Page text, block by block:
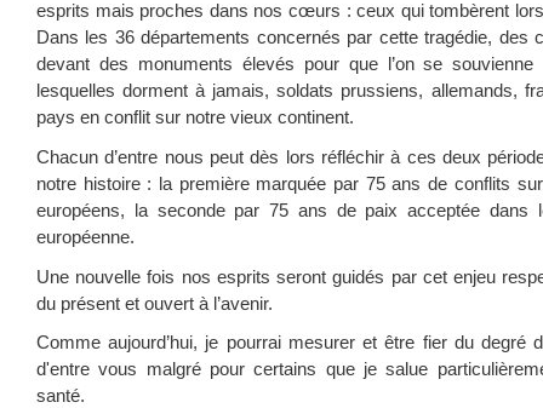
esprits mais proches dans nos cœurs : ceux qui tombèrent
Dans les 36 départements concernés par cette tragédie, des
devant des monuments élevés pour que l’on se
lesquelles dorment à jamais, soldats prussiens, allemands,
pays en conflit sur notre vieux continent.
Chacun d’entre nous peut dès lors réfléchir à ces deux
notre histoire : la première marquée par 75 ans de conflits
européens, la seconde par 75 ans de paix acceptée dans
européenne.
Une nouvelle fois nos esprits seront guidés par cet enjeu
du présent et ouvert à l’avenir.
Comme aujourd’hui, je pourrai mesurer et être fier du degré
d'entre vous malgré pour certains que je salue
santé.